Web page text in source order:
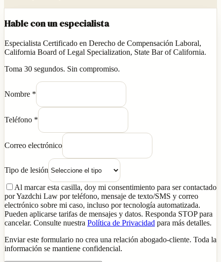
Hable con un especialista
Especialista Certificado en Derecho de Compensación Laboral,
California Board of Legal Specialization, State Bar of California.
Toma 30 segundos. Sin compromiso.
Nombre *
Teléfono *
Correo electrónico
Tipo de lesión
Al marcar esta casilla, doy mi consentimiento para ser contactado
por Yazdchi Law por teléfono, mensaje de texto/SMS y correo
electrónico sobre mi caso, incluso por tecnología automatizada.
Pueden aplicarse tarifas de mensajes y datos. Responda STOP para
cancelar. Consulte nuestra Política de Privacidad para más detalles.
Enviar este formulario no crea una relación abogado-cliente. Toda la
información se mantiene confidencial.